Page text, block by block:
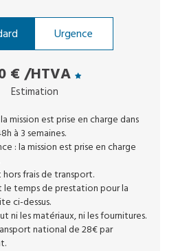
Urgence
€ /HTVA
Estimation
mission est prise en charge dans
à 3 semaines.
: la mission est prise en charge
frais de transport.
le temps de prestation pour la
ci-dessus.
ni les matériaux, ni les fournitures.
national de 28€ par